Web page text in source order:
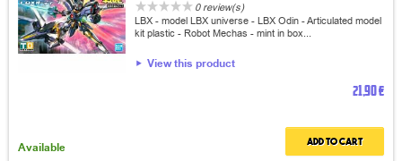
0 review(s)
LBX - model LBX universe - LBX Odin - Articulated model
kit plastic - Robot Mechas - mint in box...
View this product
21,90 €
Available Add to cart